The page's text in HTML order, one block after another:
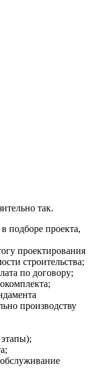
так.
подборе проекта,
проектирования
строительства;
по договору;
производству